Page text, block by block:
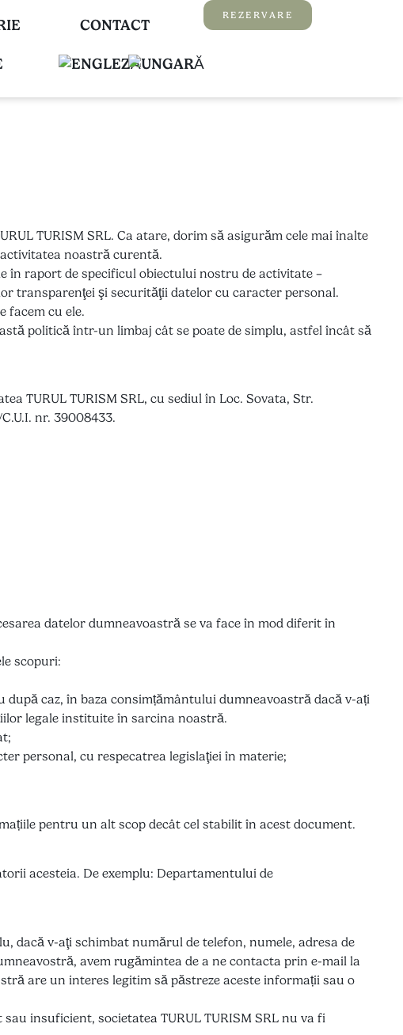
CONTACT
REZERVARE
TURISM SRL. Ca atare, dorim să asigurăm cele mai înalte
noastră curentă.
în raport de specificul obiectului nostru de activitate –
transparenţei şi securităţii datelor cu caracter personal.
facem cu ele.
politică într-un limbaj cât se poate de simplu, astfel încât să
TURUL TURISM SRL, cu sediul în Loc. Sovata, Str.
nr. 39008433.
datelor dumneavoastră se va face în mod diferit în
scopuri:
caz, în baza consimțământului dumneavoastră dacă v-ați
legale instituite în sarcina noastră.
personal, cu respecatrea legislaţiei în materie;
pentru un alt scop decât cel stabilit în acest document.
acesteia. De exemplu: Departamentului de
dacă v-aţi schimbat numărul de telefon, numele, adresa de
avem rugămintea de a ne contacta prin e-mail la
are un interes legitim să păstreze aceste informații sau o
insuficient, societatea TURUL TURISM SRL nu va fi